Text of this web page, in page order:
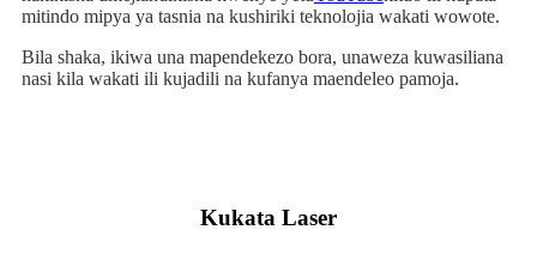
mitindo mipya ya tasnia na kushiriki teknolojia wakati wowote.
Bila shaka, ikiwa una mapendekezo bora, unaweza kuwasiliana
nasi kila wakati ili kujadili na kufanya maendeleo pamoja.
Kukata Laser